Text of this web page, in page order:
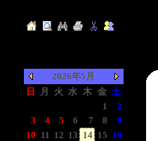
2026年5月
日
月 火 水 木 金 土
1
2
3
4 5 6 7 8
9
10 11 12 13 14 15 16